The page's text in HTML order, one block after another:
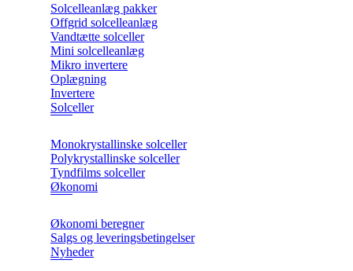
Solcelleanlæg pakker
Offgrid solcelleanlæg
Vandtætte solceller
Mini solcelleanlæg
Mikro invertere
Oplægning
Invertere
Solceller
Monokrystallinske solceller
Polykrystallinske solceller
Tyndfilms solceller
Økonomi
Økonomi beregner
Salgs og leveringsbetingelser
Nyheder